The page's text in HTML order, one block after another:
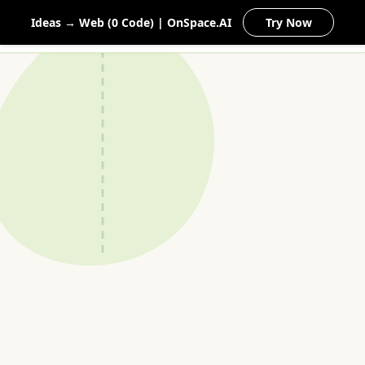
Ideas → Web (0 Code) | OnSpace.AI Try Now
MEIN